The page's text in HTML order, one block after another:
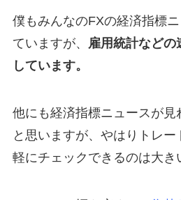
僕もみんなのFXの経済指標
ていますが、 雇用統計などの
しています。
他にも経済指標ニュースが見
と思いますが、やはりトレ
軽にチェックできるのは大き